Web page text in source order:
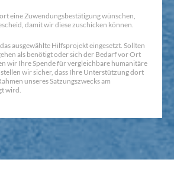
eine Zuwendungsbestätigung wünschen,
damit wir diese zuschicken können.
ausgewählte Hilfsprojekt eingesetzt. Sollten
als benötigt oder sich der Bedarf vor Ort
wir Ihre Spende für vergleichbare humanitäre
wir sicher, dass Ihre Unterstützung dort
unseres Satzungszwecks am
wird.